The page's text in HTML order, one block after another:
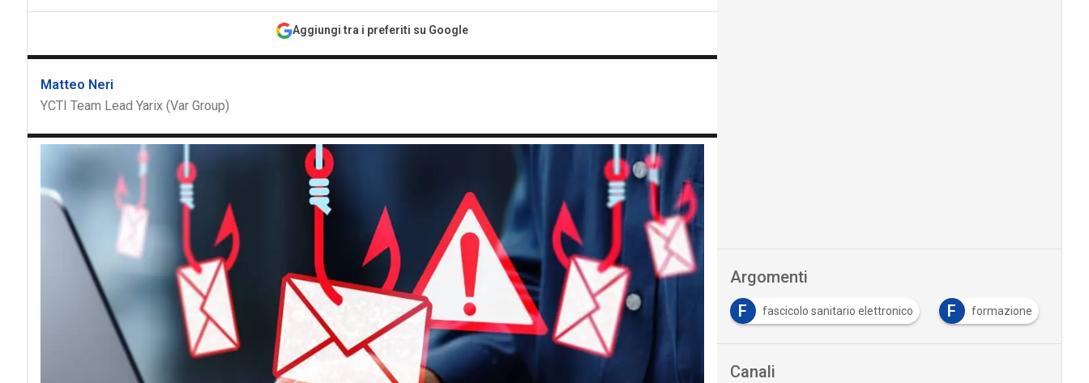
Aggiungi tra i preferiti su Google
Matteo Neri
YCTI Team Lead Yarix (Var Group)
Argomenti
Agid Agenzia per l'Italia Digitale F fascicolo sanitario elettronico F formazione
Canali